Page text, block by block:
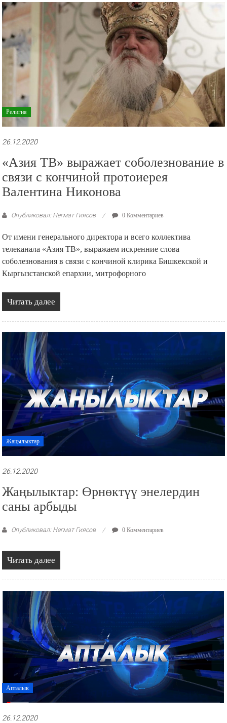
рекламные
ролики
презентации.
Религия
26.12.2020
«Азия ТВ» выражает соболезнование в
связи с кончиной протоиерея
Валентина Никонова
Опубликовал: Негмат Гиясов 0 Комментариев
От имени генерального директора и всего коллектива
телеканала «Азия ТВ», выражаем искренние слова
соболезнования в связи с кончиной клирика Бишкекской и
Кыргызстанской епархии, митрофорного
Читать далее
Жаңылыктар
26.12.2020
Жаңылыктар: Өрнөктүү энелердин
саны арбыды
Опубликовал: Негмат Гиясов 0 Комментариев
Читать далее
Апталык
26.12.2020